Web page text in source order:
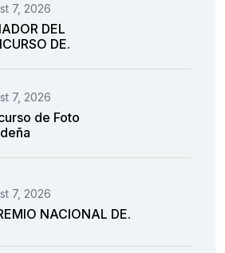
7, 2026
DEL
DE.
7, 2026
de Foto
7, 2026
NACIONAL DE.